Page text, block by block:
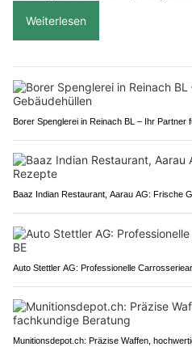
Weiterlesen
Borer Spenglerei in Reinach BL – Ihr Partner
Baaz Indian Restaurant, Aarau AG: Frische
Auto Stettler AG: Professionelle
Munitionsdepot.ch: Präzise Waffen,